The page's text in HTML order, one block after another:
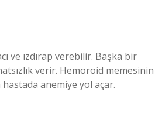
ve ızdırap verebilir. Başka bir
verir. Hemoroid memesinin
hastada anemiye yol açar.